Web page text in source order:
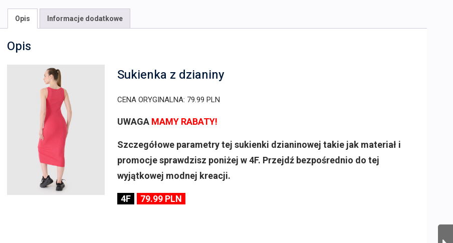
Opis Informacje dodatkowe
Opis
Sukienka z dzianiny
CENA ORYGINALNA: 79.99 PLN
UWAGA MAMY RABATY!
Szczegółowe parametry tej sukienki dzianinowej takie jak materiał i
promocje sprawdzisz poniżej w 4F. Przejdź bezpośrednio do tej
wyjątkowej modnej kreacji.
4F 79.99 PLN